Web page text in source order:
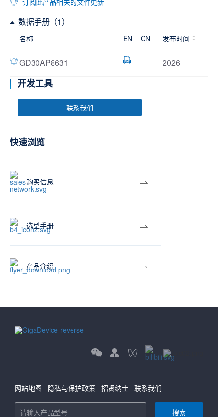
订阅此产品相关的文件更新
数据手册（1）
名称 EN CN 发布时间
GD30AP8631 2026
开发工具
联系我们
快速浏览
购买信息
选型手册
产品介绍
网站地图 隐私与保护政策 招贤纳士 联系我们
搜索